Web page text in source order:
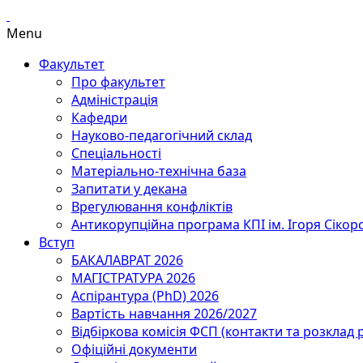
Menu
Факультет
Про факультет
Адміністрація
Кафедри
Науково-педагогічний склад
Спеціальності
Матеріально-технічна база
Запитати у декана
Врегулювання конфліктів
Антикорупційна програма КПІ ім. Ігоря
Вступ
БАКАЛАВРАТ 2026
МАГІСТРАТУРА 2026
Аспірантура (PhD) 2026
Вартість навчання 2026/2027
Відбіркова комісія ФСП (контакти та розклад
Офіційні документи